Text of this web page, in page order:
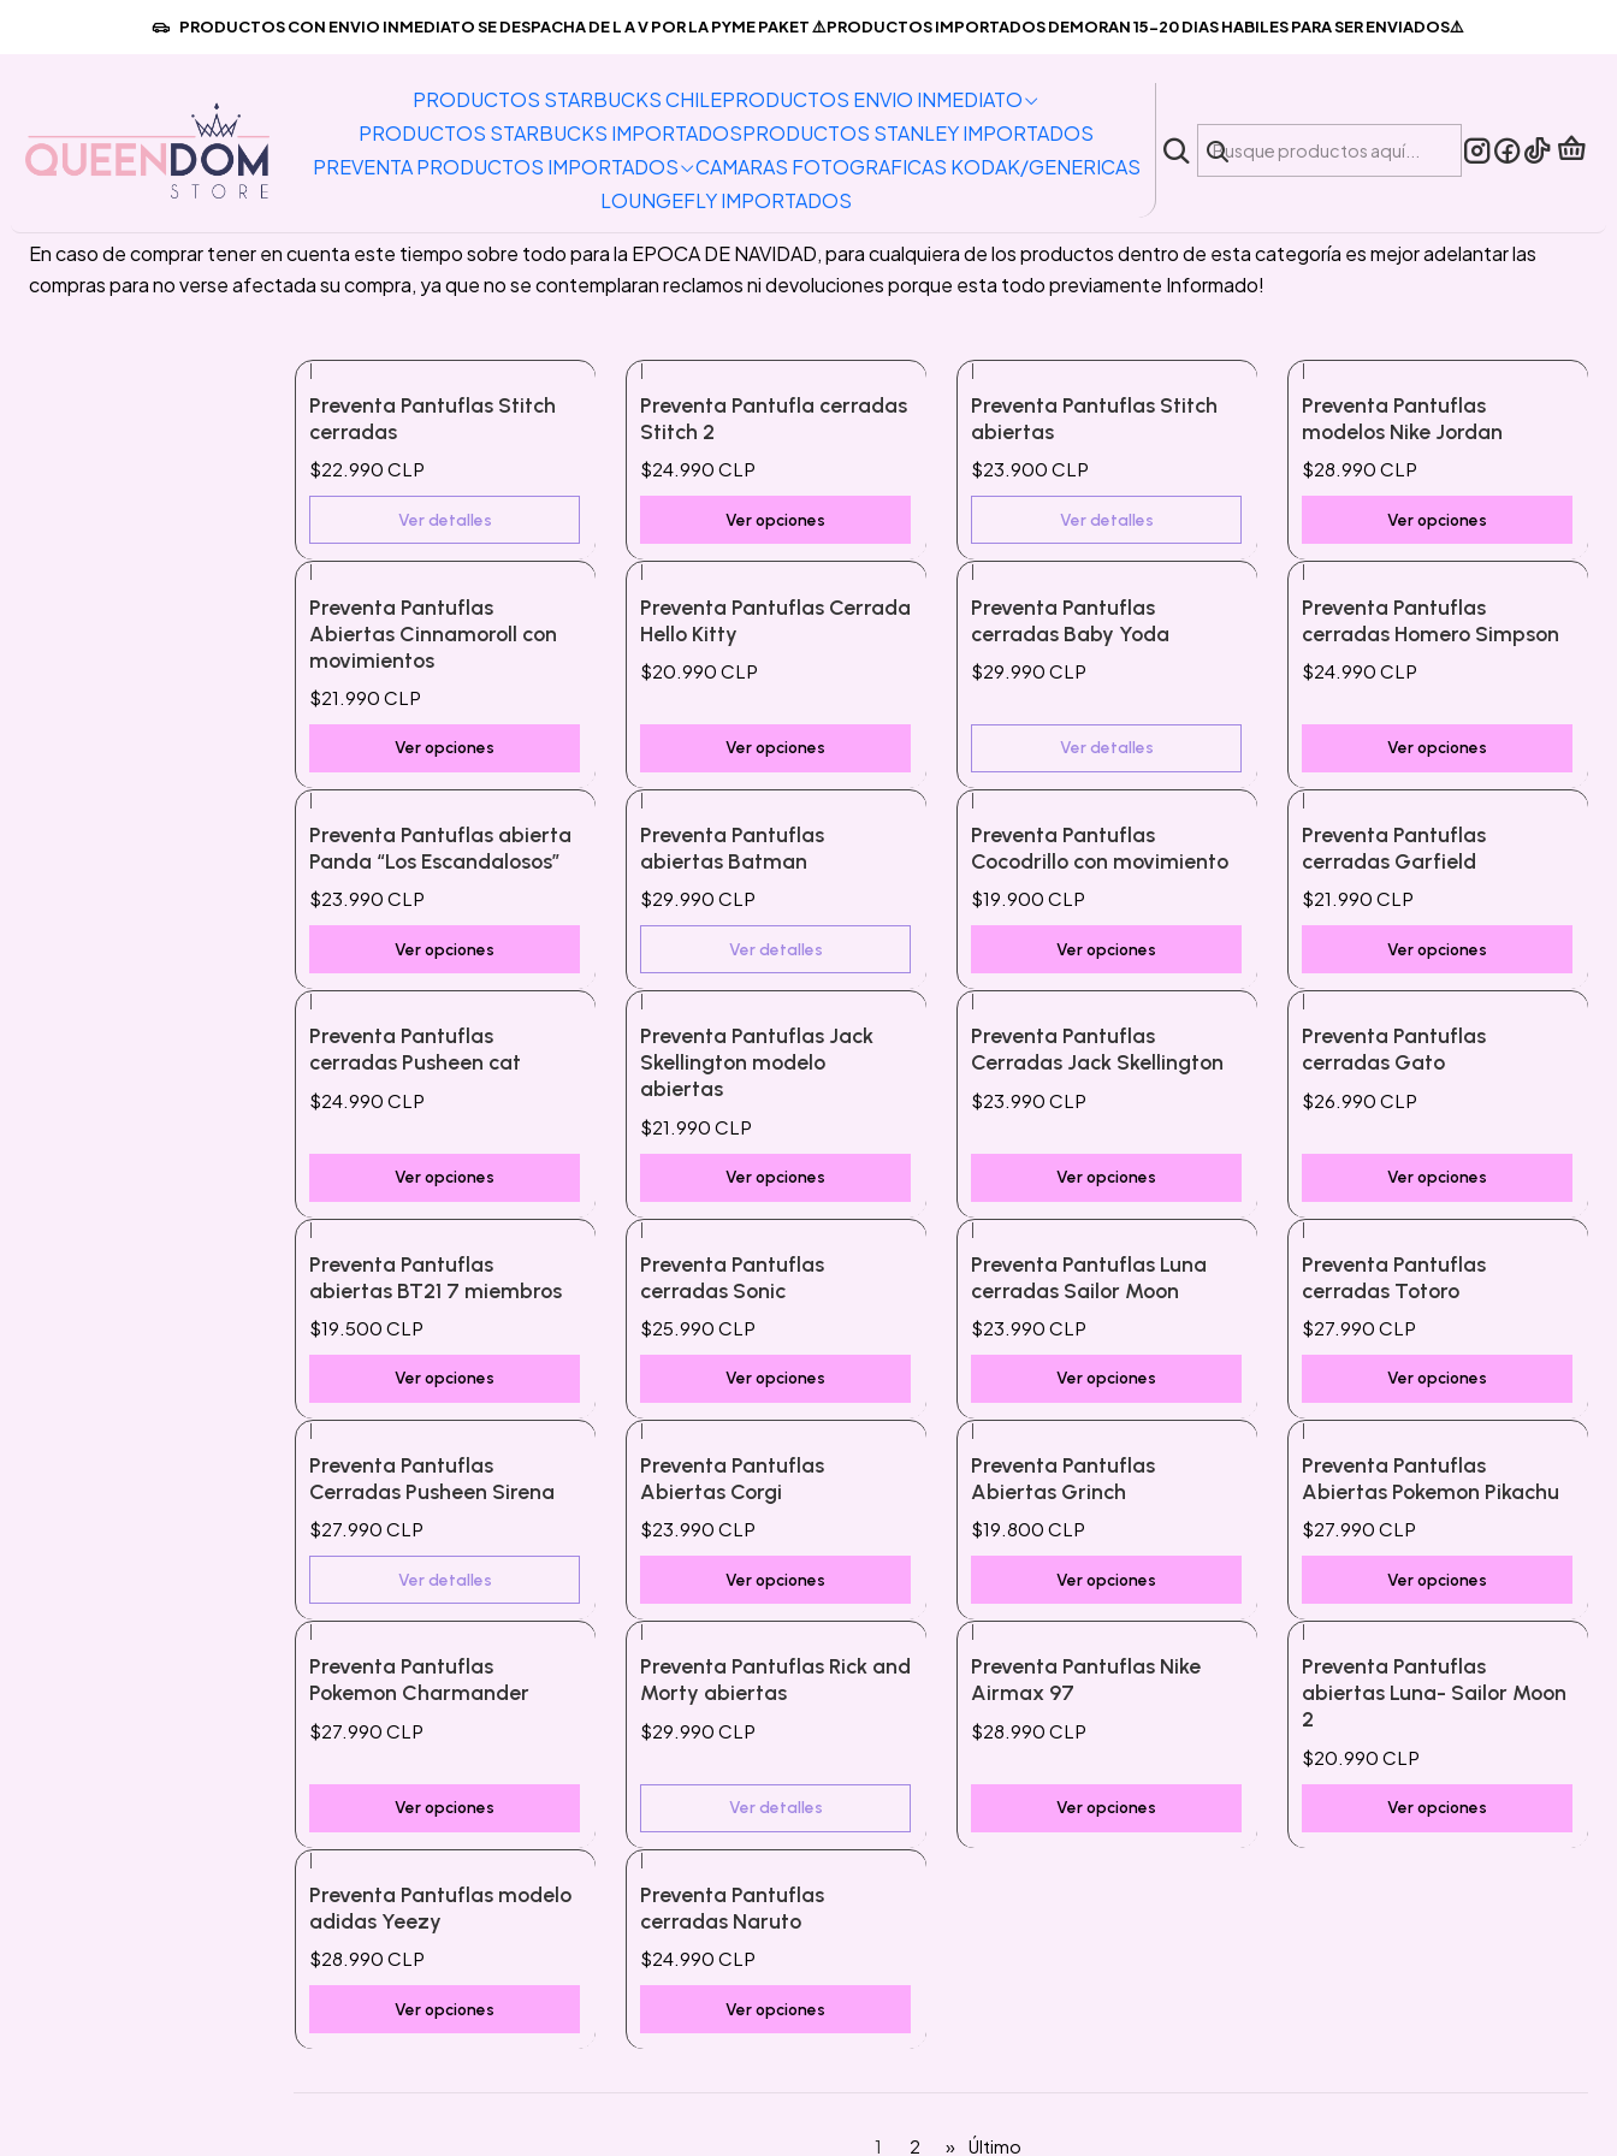
PRODUCTOS STARBUCKS CHILEPRODUCTOS ENVIO INMEDIATO
PRODUCTOS STARBUCKS IMPORTADOSPRODUCTOS STANLEY IMPORTADOS
PREVENTA PRODUCTOS IMPORTADOS
CAMARAS FOTOGRAFICAS KODAK/GENERICAS
LOUNGEFLY IMPORTADOS
PRODUCTOS CON ENVIO INMEDIATO SE DESPACHA DE L A V POR LA PYME PAKET ⚠️PRODUCTOS IMPORTADOS DEMORAN 15-20 DIAS HABILES PARA SER ENVIADOS⚠️
Inicio PREVENTA PRODUCTOS IMPORTADOS Pantuflas
🛫 Este es un producto importado, esto significa que demora 15-20 días hábiles aproximadamente en llegar a Chile para su posterior despacho local, en caso de que si llega a
nuestras manos antes se despacha al día siguiente hábil. En el precio está incluido a Chile + costos de importación incluyendo impuesto.
En caso de comprar tener en cuenta este tiempo sobre todo para la EPOCA DE NAVIDAD, para cualquiera de los productos dentro de esta categoría es mejor adelantar las
compras para no verse afectada su compra, ya que no se contemplaran reclamos ni devoluciones porque esta todo previamente Informado!
Preventa Pantuflas Stitch
cerradas
$22.990 CLP
Ver detalles
Preventa Pantufla cerradas
Stitch 2
$24.990 CLP
Ver opciones
Preventa Pantuflas Stitch
abiertas
$23.900 CLP
Ver detalles
Preventa Pantuflas
modelos Nike Jordan
$28.990 CLP
Ver opciones
Preventa Pantuflas
Abiertas Cinnamoroll con
movimientos
$21.990 CLP
Ver opciones
Preventa Pantuflas Cerrada
Hello Kitty
$20.990 CLP
Ver opciones
Preventa Pantuflas
cerradas Baby Yoda
$29.990 CLP
Ver detalles
Preventa Pantuflas
cerradas Homero Simpson
$24.990 CLP
Ver opciones
Preventa Pantuflas abierta
Panda “Los Escandalosos”
$23.990 CLP
Ver opciones
Preventa Pantuflas
abiertas Batman
$29.990 CLP
Ver detalles
Preventa Pantuflas
Cocodrillo con movimiento
$19.900 CLP
Ver opciones
Preventa Pantuflas
cerradas Garfield
$21.990 CLP
Ver opciones
Preventa Pantuflas
cerradas Pusheen cat
$24.990 CLP
Ver opciones
Preventa Pantuflas Jack
Skellington modelo
abiertas
$21.990 CLP
Ver opciones
Preventa Pantuflas
Cerradas Jack Skellington
$23.990 CLP
Ver opciones
Preventa Pantuflas
cerradas Gato
$26.990 CLP
Ver opciones
|
Preventa Pantuflas
abiertas BT21 7 miembros
$19.500 CLP
Ver opciones
|
Preventa Pantuflas
cerradas Sonic
$25.990 CLP
Ver opciones
|
Preventa Pantuflas Luna
cerradas Sailor Moon
$23.990 CLP
Ver opciones
|
Preventa Pantuflas
cerradas Totoro
$27.990 CLP
Ver opciones
Preventa Pantuflas
Cerradas Pusheen Sirena
$27.990 CLP
Ver detalles
Preventa Pantuflas
Abiertas Corgi
$23.990 CLP
Ver opciones
Preventa Pantuflas
Abiertas Grinch
$19.800 CLP
Ver opciones
Preventa Pantuflas
Abiertas Pokemon Pikachu
$27.990 CLP
Ver opciones
Preventa Pantuflas
Pokemon Charmander
$27.990 CLP
Ver opciones
Preventa Pantuflas Rick and
Morty abiertas
$29.990 CLP
Ver detalles
Preventa Pantuflas Nike
Airmax 97
$28.990 CLP
Ver opciones
Preventa Pantuflas
abiertas Luna- Sailor Moon
2
$20.990 CLP
Ver opciones
|
Preventa Pantuflas modelo
adidas Yeezy
$28.990 CLP
Ver opciones
|
Preventa Pantuflas
cerradas Naruto
$24.990 CLP
Ver opciones
1 2 » Último